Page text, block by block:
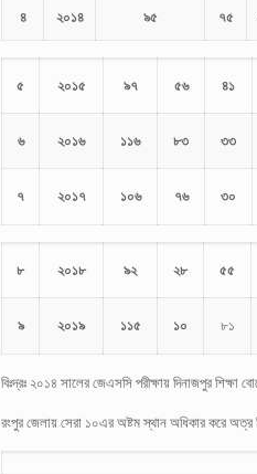
৪ ২০১৪ ৯৫ ৭৫
৫ ২০১৫ ৯৭ ৫৬ ৪১
৬ ২০১৬ ১১৬ ৮৩ ৩৩
৭ ২০১৭ ১০৬ ৭৬ ৩০
৮ ২০১৮ ৯২ ২৮ ৫৫
৯ ২০১৯ ১১৫ ১০ ৮১
বিঃদ্রঃ ২০১৪ সালের জেএসসি পরীক্ষায় দিনাজপুর
রংপুর জেলায় সেরা ১০এর অষ্টম স্থান অধিকার করে অত্র